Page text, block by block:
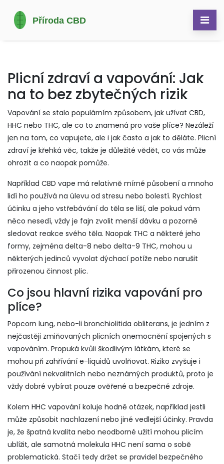
Plicní zdraví a vapování: Jak
na to bez zbytečných rizik
Vapování se stalo populárním způsobem, jak užívat CBD,
HHC nebo THC, ale co to znamená pro vaše plíce? Nezáleží
jen na tom, co vapujete, ale i jak často a jak to děláte. Plicní
zdraví je křehká věc, takže je důležité vědět, co vás může
ohrozit a co naopak pomůže.
Například CBD vape má relativně mírné působení a mnoho
lidí ho používá na úlevu od stresu nebo bolestí. Rychlost
účinku a jeho vstřebávání do těla se liší, ale pokud vám
něco nesedí, vždy je fajn zvolit menší dávku a pozorně
sledovat reakce svého těla. Naopak THC a některé jeho
formy, zejména delta-8 nebo delta-9 THC, mohou u
některých jedinců vyvolat dýchací potíže nebo narušit
přirozenou činnost plic.
Co jsou hlavní rizika vapování pro
plíce?
Popcorn lung, nebo-li bronchiolitida obliterans, je jedním z
nejčastěji zmiňovaných plicních onemocnění spojených s
vapováním. Propuká kvůli škodlivým látkám, které se
mohou při zahřívání e-liquidů uvolňovat. Riziko zvyšuje i
používání nekvalitních nebo neznámých produktů, proto je
vždy dobré vybírat pouze ověřené a bezpečné zdroje.
Kolem HHC vapování koluje hodně otázek, například jestli
může způsobit nachlazení nebo jiné vedlejší účinky. Pravda
je, že špatná kvalita nebo neodborné užití mohou plicím
ublížit, ale samotná molekula HHC není sama o sobě
problematická. Stačí tedy držet se pravidel bezpečného